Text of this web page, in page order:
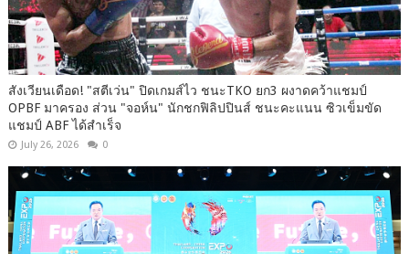
สังเวียนเดือด! "สตีเว่น" ปิดเกมส์ไว ชนะTKO ยก3 ผงาดคว้าแชมป์
OPBF มาครอง ส่วน "จอห์น" นักชกฟิลิปปินส์ ชนะคะแนน ซิวเข็มขัด
แชมป์ ABF ได้สำเร็จ
July 26, 2026 0